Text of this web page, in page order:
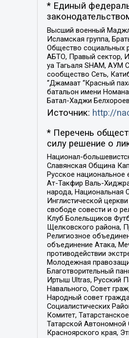
* Единый
Высший военный
Исламская группа,
Общество социальных
АБТО, Правый сектор,
уа Тагьаля SHAM, АУМ
сообщество Сеть,
“Джамаат “Красный
батальон имени
Батал-Хаджи
Источник: http://
* Перечень
силу решение о
Национал-
Славянская Община
Русское
Ат-Такфир Валь-
народа, Национальная
Инглистической
свободе совести и о
Клуб Болельщиков
Щелковского района,
Религиозное
объединение Атака,
противодействии
Молодежная
Благотворительный
Иртыш Ultras, Русский
Навального, Совет
Народный совет
Социалистических
Комитет,
Татарской Автономной
Красноярского края,